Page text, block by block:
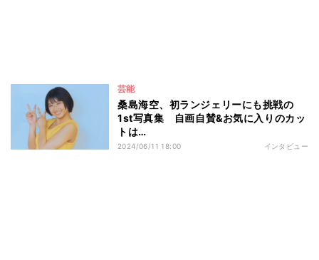
芸能
桑島海空、初ランジェリーにも挑戦の
1st写真集 自画自賛&お気に入りのカッ
トは…
2024/06/11 18:00 インタビュー